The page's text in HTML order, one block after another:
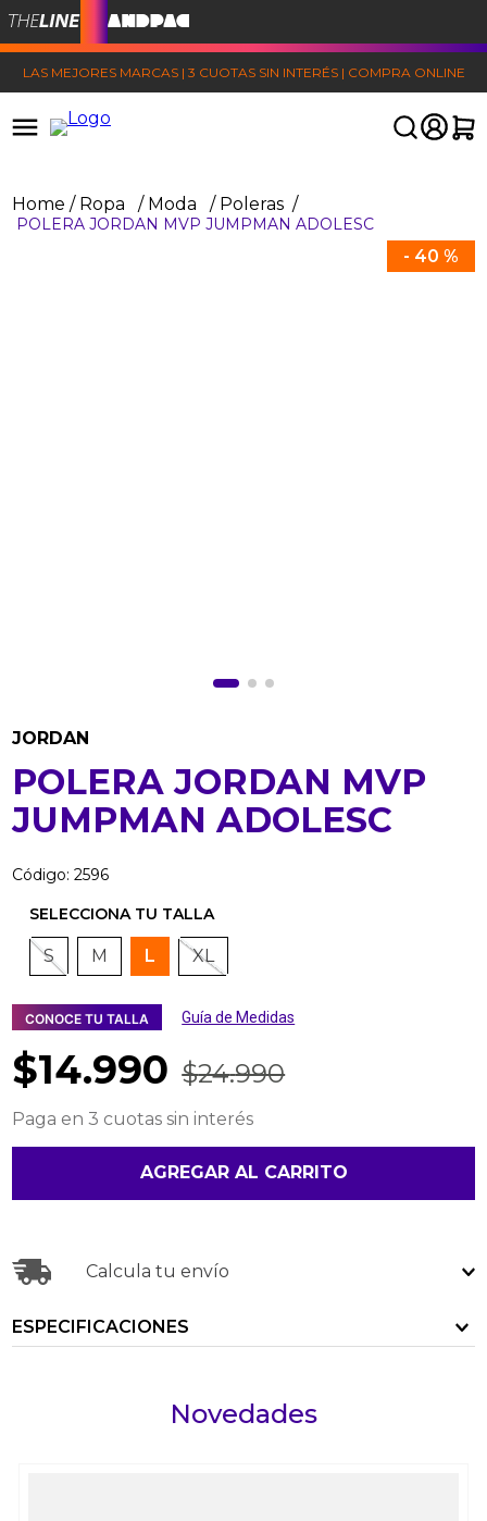
LAS MEJORES MARCAS | 3 CUOTAS SIN INTERÉS | COMPRA ONLINE
Ropa Moda Poleras
POLERA JORDAN MVP JUMPMAN ADOLESC
- 40 %
JORDAN
POLERA JORDAN MVP
JUMPMAN ADOLESC
Código:2596
S M L XL
CONOCE TU TALLA Guía de Medidas
$14.990 $24.990
Paga en 3 cuotas sin interés
AGREGAR AL CARRITO
Calcula tu envío
ESPECIFICACIONES
Novedades